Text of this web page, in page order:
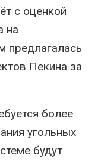
с оценкой
на
предлагалась
Пекина за
более
угольных
будут